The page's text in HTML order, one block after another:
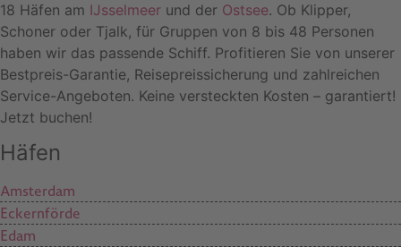
18 Häfen am IJsselmeer und der Ostsee. Ob Klipper,
Schoner oder Tjalk, für Gruppen von 8 bis 48 Personen
haben wir das passende Schiff. Profitieren Sie von unserer
Bestpreis-Garantie, Reisepreissicherung und zahlreichen
Service-Angeboten. Keine versteckten Kosten – garantiert!
Jetzt buchen!
Häfen
Amsterdam
Eckernförde
Edam